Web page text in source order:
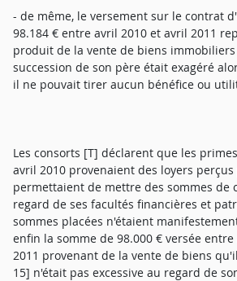
- de même, le versement sur le contrat
98.184 € entre avril 2010 et avril 2011
produit de la vente de biens
succession de son père était exagéré
il ne pouvait tirer aucun bénéfice ou
Les consorts [T] déclarent que les
avril 2010 provenaient des loyers
permettaient de mettre des sommes de
regard de ses facultés financières et
sommes placées n'étaient
enfin la somme de 98.000 € versée
2011 provenant de la vente de biens
15] n'était pas excessive au regard de